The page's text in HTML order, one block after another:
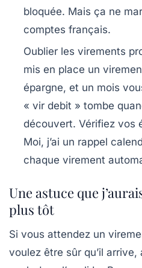
bloquée. Mais ça ne
comptes français.
Oublier les virements
mis en place un
épargne, et un mois
« vir debit » tombe
découvert. Vérifiez vos
Moi, j’ai un rappel
chaque virement
Une astuce que
plus tôt
Si vous attendez un
voulez être sûr qu’il